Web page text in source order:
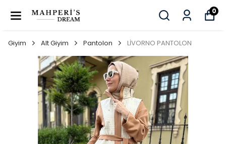
0
Giyim Alt Giyim Pantolon LİVORNO PANTOLON